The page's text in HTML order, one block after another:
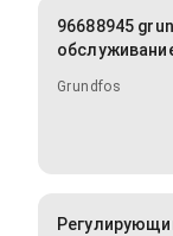
96688945
Grundfos